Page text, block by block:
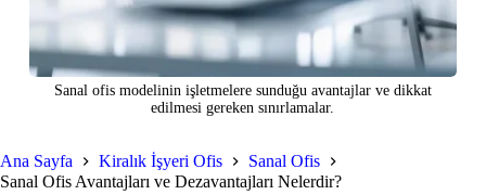
Sanal ofis modelinin işletmelere sunduğu avantajlar ve dikkat
edilmesi gereken sınırlamalar.
Ana Sayfa Kiralık İşyeri Ofis
Sanal Ofis
Sanal Ofis Avantajları ve Dezavantajları Nelerdir?